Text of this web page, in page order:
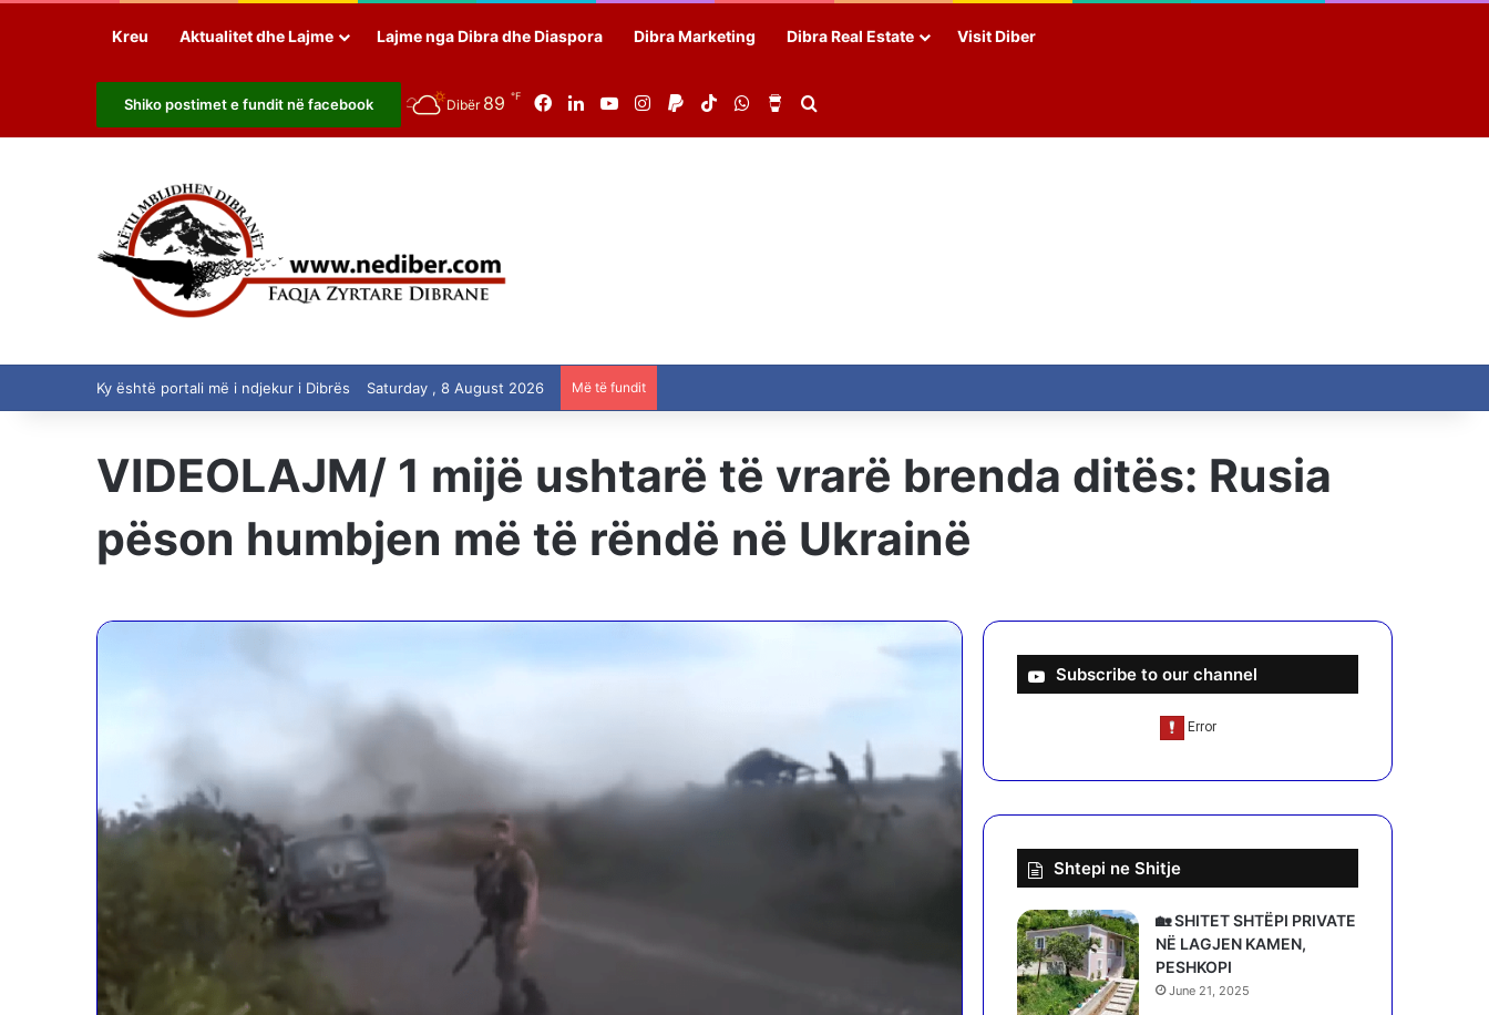
Kreu Aktualitet dhe Lajme Lajme nga Dibra dhe Diaspora Dibra Marketing Dibra Real Estate Visit Diber
Shiko postimet e fundit në facebook Dibër 89 ℉ FacebookLinkedInYouTubeInstagram
PaypalTikTokWhatsAppBuy Me a Coffee
Ky është portali më i ndjekur i Dibrës Saturday , 8 August 2026 Më të fundit
VIDEOLAJM/ 1 mijë ushtarë të vrarë brenda ditës: Rusia
pëson humbjen më të rëndë në Ukrainë
Subscribe to our channel
Shtepi ne Shitje
🏡 SHITET SHTËPI PRIVATE
NË LAGJEN KAMEN,
PESHKOPI
June 21, 2025